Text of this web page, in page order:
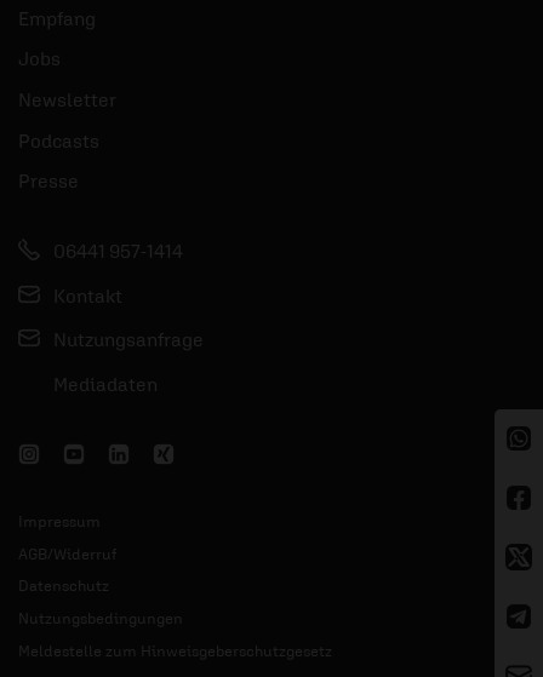
Empfang
Jobs
Newsletter
Podcasts
Presse
06441 957-1414
Kontakt
Nutzungsanfrage
Mediadaten
Impressum
AGB/Widerruf
Datenschutz
Nutzungsbedingungen
Meldestelle zum Hinweisgeberschutzgesetz